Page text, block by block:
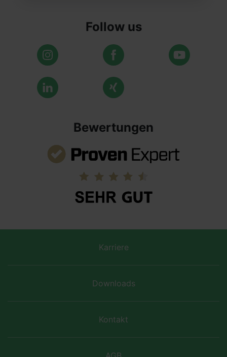
Follow us
Bewertungen
Karriere
Downloads
Kontakt